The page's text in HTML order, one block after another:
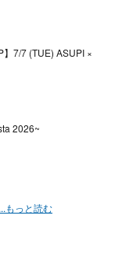
】7/7 (TUE) ASUPI ×
2026~
...もっと読む